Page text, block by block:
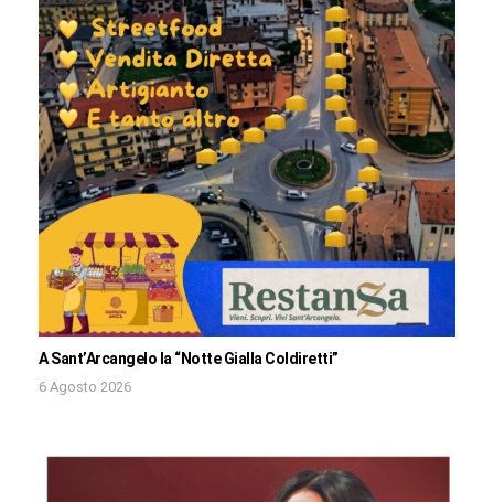
A Sant’Arcangelo la “Notte Gialla Coldiretti”
6 Agosto 2026